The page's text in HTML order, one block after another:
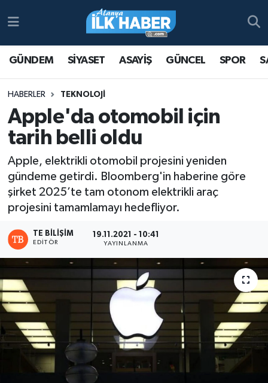
GÜNDEM SİYASET ASAYİŞ GÜNCEL SPOR
HABERLER TEKNOLOJİ
Apple'da otomobil için
tarih belli oldu
Apple, elektrikli otomobil projesini yeniden
gündeme getirdi. Bloomberg'in haberine göre
şirket 2025’te tam otonom elektrikli araç
projesini tamamlamayı hedefliyor.
TE BILIŞIM
EDITÖR
19.11.2021 - 10:41
YAYINLANMA
Antalya Nöbetçi Eczaneler
Antalya Namaz Vakitleri
Antalya Trafik Yoğunluk Haritası
Süper Lig Puan Durumu ve Fikstür
Tüm Manşetler
Son Dakika Haberleri
Haber Arşivi